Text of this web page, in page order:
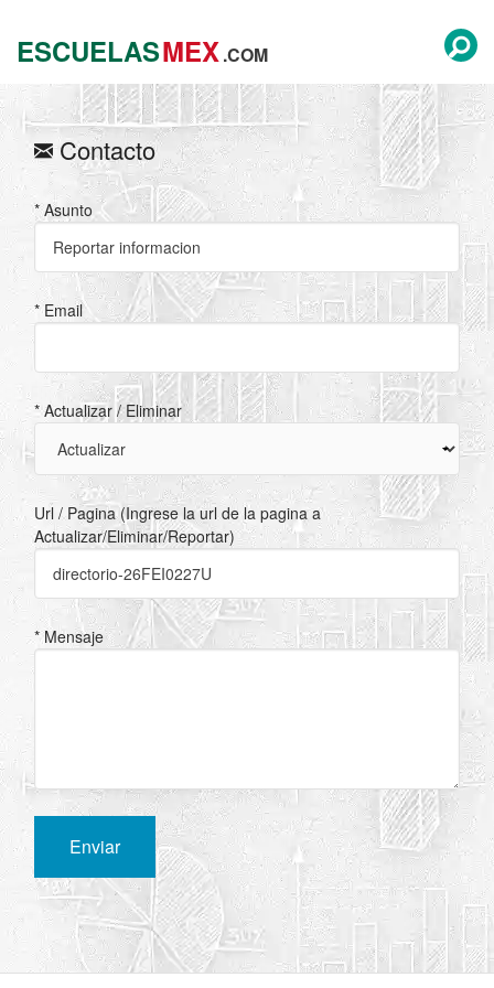
ESCUELASMEX.COM
Contacto
* Asunto
* Email
* Actualizar / Eliminar
Url / Pagina (Ingrese la url de la pagina a
Actualizar/Eliminar/Reportar)
* Mensaje
Enviar